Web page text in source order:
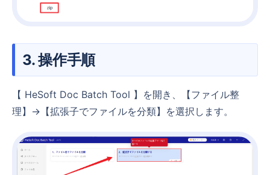
3. 操作手順
【 HeSoft Doc Batch Tool 】を開き、【ファイル整
理】→【拡張子でファイルを分類】を選択します。